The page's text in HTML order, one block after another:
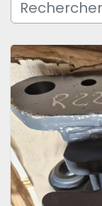
Fabricant
Condition